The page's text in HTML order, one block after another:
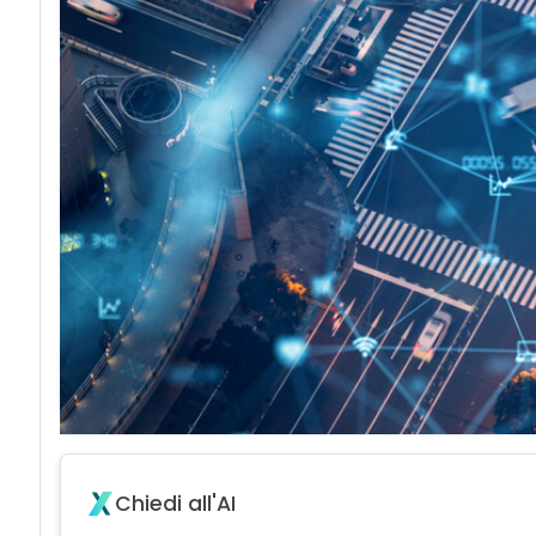
Chiedi all'AI